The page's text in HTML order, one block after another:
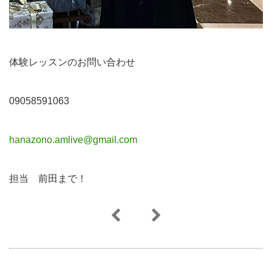
体験レッスンのお問い合わせ
09058591063
hanazono.amlive@gmail.com
担当 前田まで！